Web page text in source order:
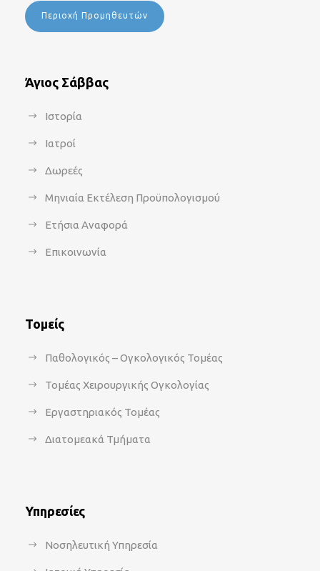
Περιοχή Προμηθευτών
Άγιος Σάββας
Ιστορία
Ιατροί
Δωρεές
Μηνιαία Εκτέλεση Προϋπολογισμού
Ετήσια Αναφορά
Επικοινωνία
Τομείς
Παθολογικός – Ογκολογικός Τομέας
Τομέας Χειρουργικής Ογκολογίας
Εργαστηριακός Τομέας
Διατομεακά Τμήματα
Υπηρεσίες
Νοσηλευτική Υπηρεσία